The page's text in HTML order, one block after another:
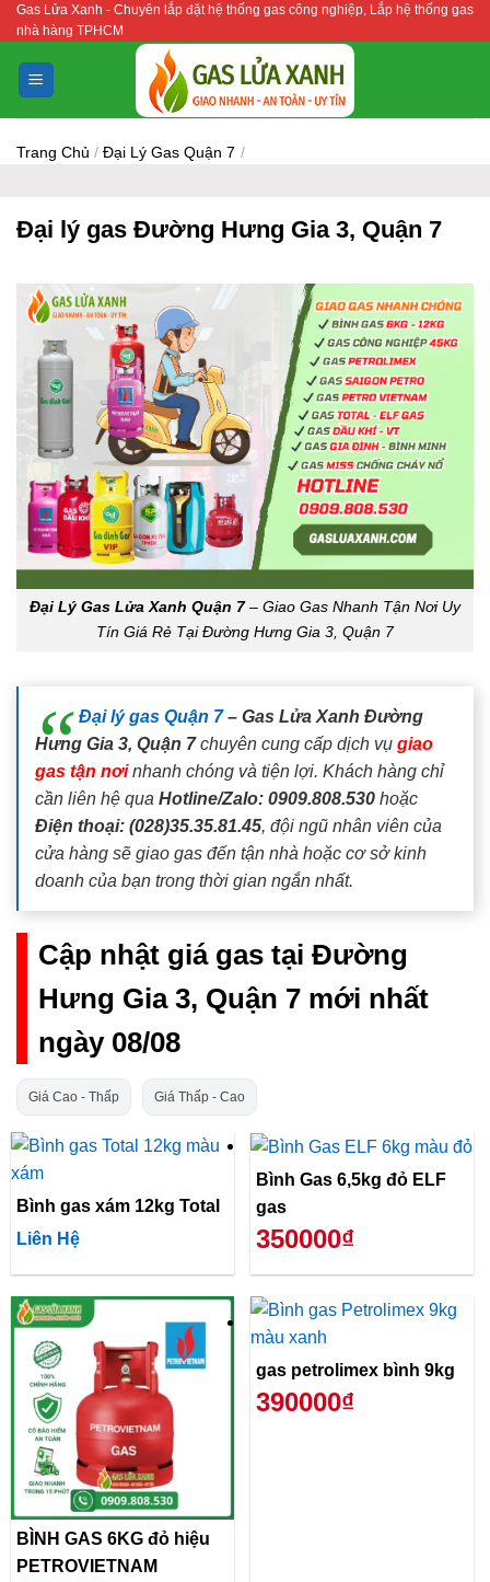
Bỏ
qua
nội
dung
Gas Lửa Xanh - Chuyên lắp đặt hệ thống gas công nghiệp, Lắp hệ thống gas
nhà hàng TPHCM
Trang Chủ / Đại Lý Gas Quận 7 /
Đại lý gas Đường Hưng Gia 3, Quận 7
Đại Lý Gas Lửa Xanh Quận 7– Giao Gas Nhanh Tận Nơi Uy
Tín Giá Rẻ Tại Đường Hưng Gia 3, Quận 7
Đại lý gas Quận 7– Gas Lửa Xanh Đường
Hưng Gia 3, Quận 7chuyên cung cấp dịch vụ giao
gas tận nơinhanh chóng và tiện lợi. Khách hàng chỉ
cần liên hệ qua Hotline/Zalo: 0909.808.530 hoặc
Điện thoại: (028)35.35.81.45, đội ngũ nhân viên của
cửa hàng sẽ giao gas đến tận nhà hoặc cơ sở kinh
doanh của bạn trong thời gian ngắn nhất.
Cập nhật giá gas tại Đường
Hưng Gia 3, Quận 7 mới nhất
ngày 08/08
Giá Cao - Thấp Giá Thấp - Cao
Bình gas xám 12kg Total
Liên Hệ
Bình Gas 6,5kg đỏ ELF
gas
350000₫
BÌNH GAS 6KG đỏ hiệu
PETROVIETNAM
gas petrolimex bình 9kg
390000₫